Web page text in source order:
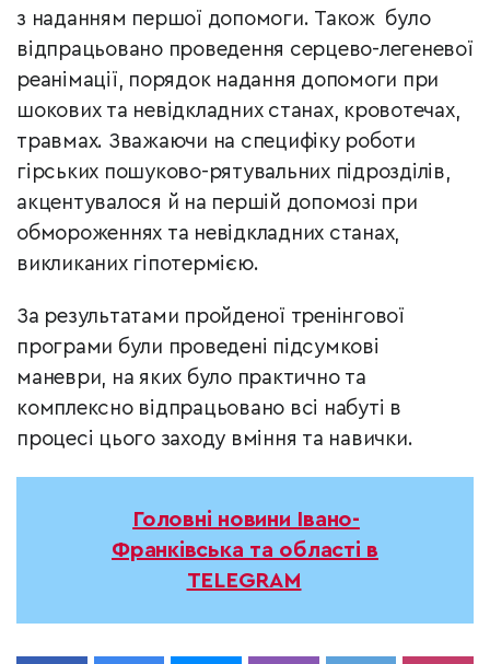
з наданням першої допомоги. Також було
відпрацьовано проведення серцево-легеневої
реанімації, порядок надання допомоги при
шокових та невідкладних станах, кровотечах,
травмах. Зважаючи на специфіку роботи
гірських пошуково-рятувальних підрозділів,
акцентувалося й на першій допомозі при
обмороженнях та невідкладних станах,
викликаних гіпотермією.
За результатами пройденої тренінгової
програми були проведені підсумкові
маневри, на яких було практично та
комплексно відпрацьовано всі набуті в
процесі цього заходу вміння та навички.
Головні новини Івано-
Франківська та області в
TELEGRAM